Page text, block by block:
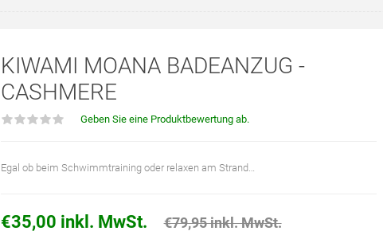
KIWAMI MOANA BADEANZUG -
CASHMERE
Geben Sie eine Produktbewertung ab.
Egal ob beim Schwimmtraining oder relaxen am Strand…
€35,00 inkl. MwSt. €79,95 inkl. MwSt.